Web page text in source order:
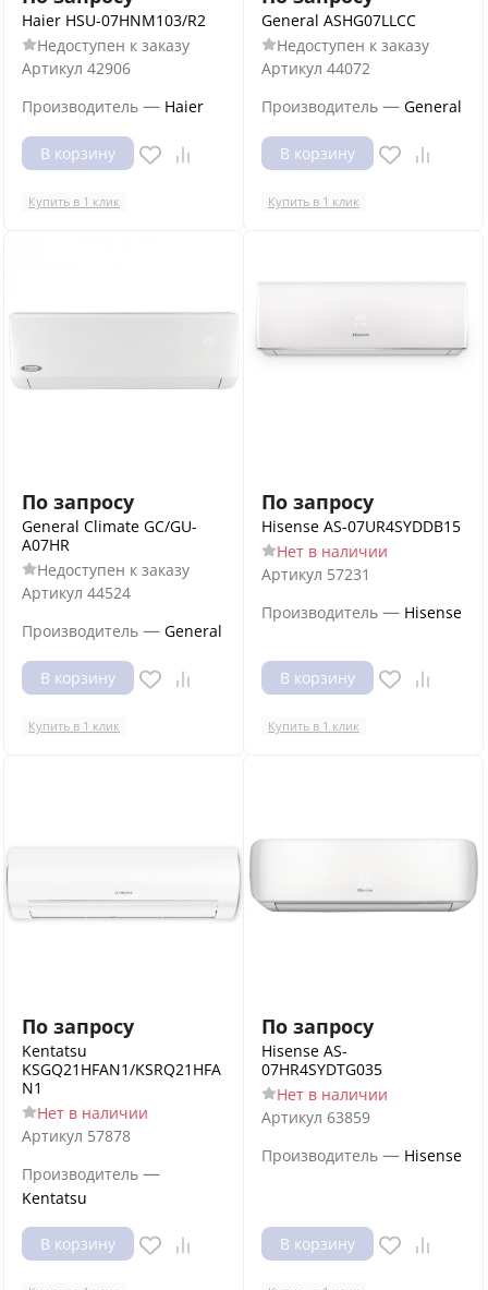
Haier HSU-07HNM103/R2
Недоступен к заказу
Артикул 42906
Производитель — Haier
В корзину
Купить в 1 клик
General ASHG07LLCC
Недоступен к заказу
Артикул 44072
Производитель — General
В корзину
Купить в 1 клик
По запросу
General Climate GC/GU-
A07HR
Недоступен к заказу
Артикул 44524
Производитель — General
В корзину
Купить в 1 клик
По запросу
Hisense AS-07UR4SYDDB15
Нет в наличии
Артикул 57231
Производитель — Hisense
В корзину
Купить в 1 клик
По запросу
Kentatsu
KSGQ21HFAN1/KSRQ21HFA
N1
Нет в наличии
Артикул 57878
Производитель —
Kentatsu
В корзину
По запросу
Hisense AS-
07HR4SYDTG035
Нет в наличии
Артикул 63859
Производитель — Hisense
В корзину